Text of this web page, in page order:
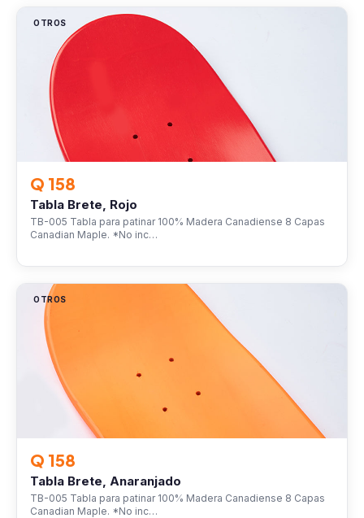
OTROS
Q 158
Tabla Brete, Rojo
TB-005 Tabla para patinar 100% Madera Canadiense 8 Capas
Canadian Maple. *No inc…
OTROS
Q 158
Tabla Brete, Anaranjado
TB-005 Tabla para patinar 100% Madera Canadiense 8 Capas
Canadian Maple. *No inc…